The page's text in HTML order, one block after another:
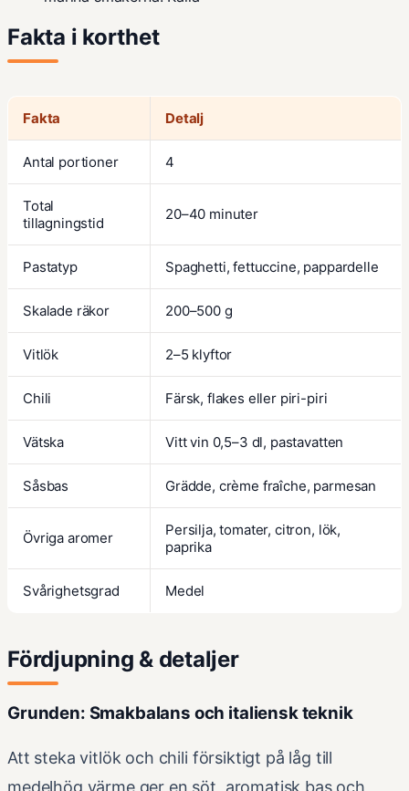
Fakta i korthet
Fakta Detalj
Antal portioner 4
Total
tillagningstid
20–40 minuter
Pastatyp Spaghetti, fettuccine, pappardelle
Skalade räkor 200–500 g
Vitlök 2–5 klyftor
Chili Färsk, flakes eller piri-piri
Vätska Vitt vin 0,5–3 dl, pastavatten
Såsbas Grädde, crème fraîche, parmesan
Övriga aromer
Persilja, tomater, citron, lök,
paprika
Svårighetsgrad Medel
Fördjupning & detaljer
Grunden: Smakbalans och italiensk teknik
Att steka vitlök och chili försiktigt på låg till